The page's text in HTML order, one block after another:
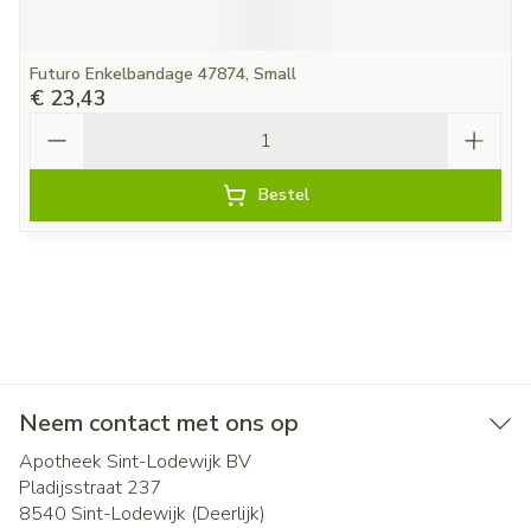
Futuro Enkelbandage 47874, Small
€ 23,43
Bestel
Neem contact met ons op
Apotheek Sint-Lodewijk BV
Pladijsstraat 237
8540 Sint-Lodewijk (Deerlijk)